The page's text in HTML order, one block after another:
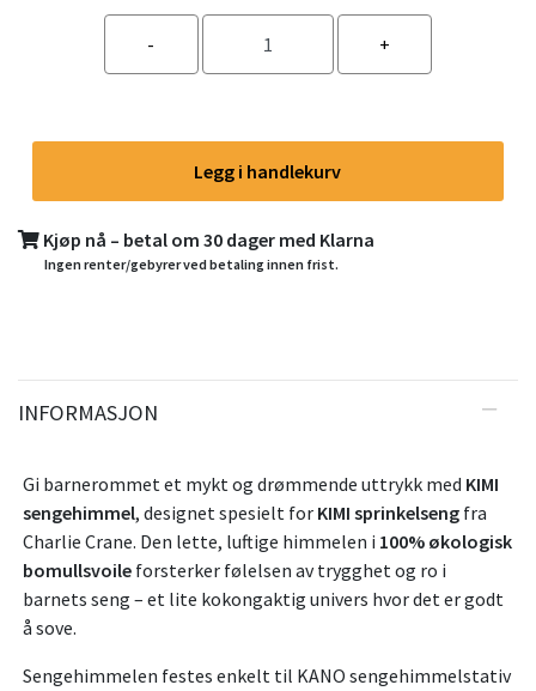
Legg i handlekurv
Kjøp nå – betal om 30 dager med Klarna
Ingen renter/gebyrer ved betaling innen frist.
INFORMASJON
Gi barnerommet et mykt og drømmende uttrykk med KIMI
sengehimmel, designet spesielt for KIMI sprinkelseng fra
Charlie Crane. Den lette, luftige himmelen i 100% økologisk
bomullsvoile forsterker følelsen av trygghet og ro i
barnets seng – et lite kokongaktig univers hvor det er godt
å sove.
Sengehimmelen festes enkelt til KANO sengehimmelstativ